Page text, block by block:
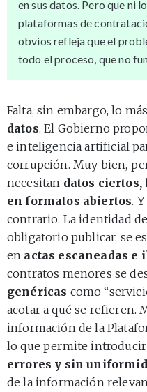
en sus datos. Pero que ni
plataformas de
obvios refleja que el
todo el proceso, que no
Falta, sin embargo, lo
datos. El Gobierno
e inteligencia artificial
corrupción. Muy bien,
necesitan datos
en formatos abiertos.
contrario. La identidad
obligatorio publicar, se
en actas escaneadas e
contratos menores se
genéricas como
acotar a qué se refieren.
información de la
lo que permite introducir
errores y sin
de la información